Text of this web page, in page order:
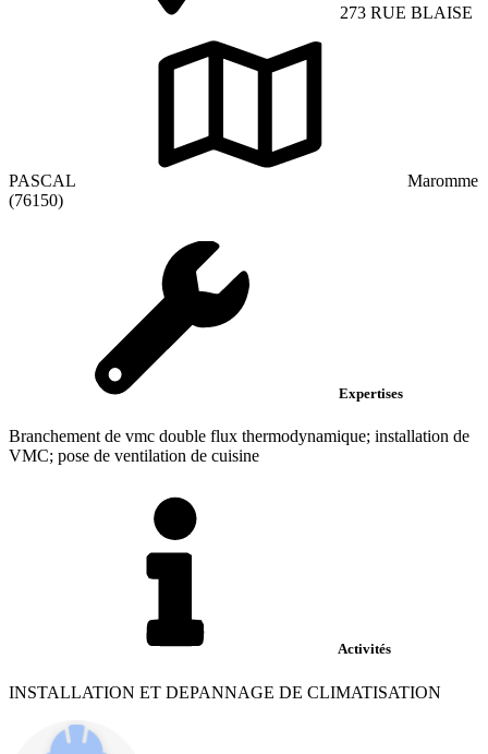
273 RUE BLAISE
PASCAL
Maromme
(76150)
Expertises
Branchement de vmc double flux thermodynamique; installation de
VMC; pose de ventilation de cuisine
Activités
INSTALLATION ET DEPANNAGE DE CLIMATISATION